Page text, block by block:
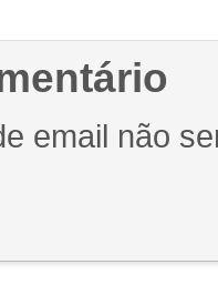
email não